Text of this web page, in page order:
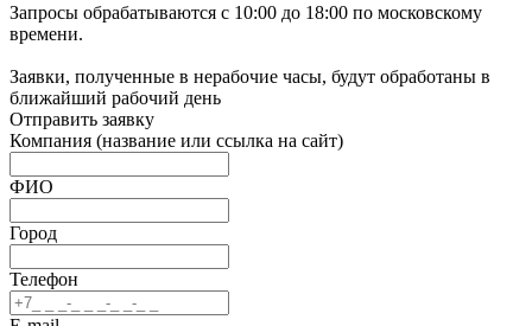
Запросы обрабатываются с 10:00 до 18:00 по московскому
времени.
Заявки, полученные в нерабочие часы, будут обработаны в
ближайший рабочий день
Отправить заявку
Компания (название или ссылка на сайт)
ФИО
Город
Телефон